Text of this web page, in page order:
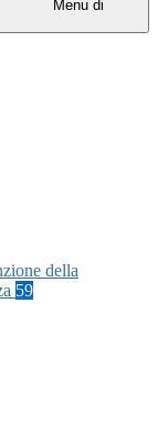
Menu di
della
59